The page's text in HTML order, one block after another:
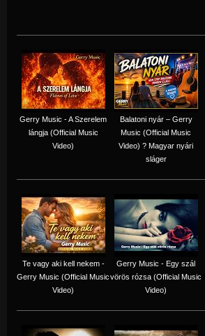
Gerry Music - A Szerelem
lángja (Official Music
Video)
Balatoni nyár – Gerry
Music (Official Music
Video) ? Magyar nyári
sláger
Te vagy aki kell nekem -
Gerry Music (Official Music
Video)
Gerry Music - Egy szál
vörös rózsa (Official Music
Video)